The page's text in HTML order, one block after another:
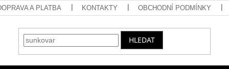
A PLATBA KONTAKTY OBCHODNÍ PODMÍNKY
HLEDAT